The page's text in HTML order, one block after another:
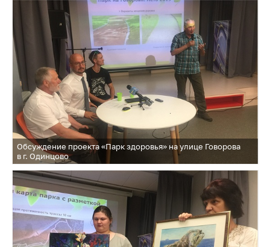
Обсуждение проекта «Парк здоровья» на улице Говорова
в г. Одинцово